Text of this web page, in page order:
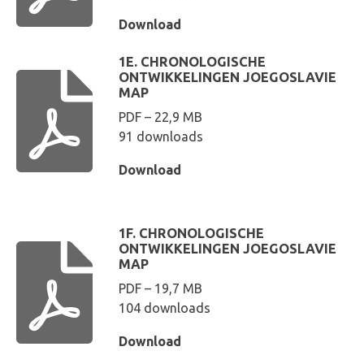
Download
1E. CHRONOLOGISCHE
ONTWIKKELINGEN JOEGOSLAVIE
MAP
PDF – 22,9 MB
91 downloads
Download
1F. CHRONOLOGISCHE
ONTWIKKELINGEN JOEGOSLAVIE
MAP
PDF – 19,7 MB
104 downloads
Download